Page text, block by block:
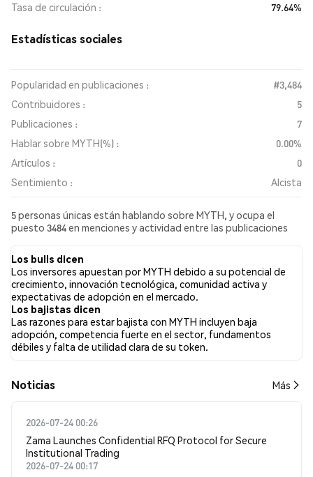
Tasa de circulación
79.64%
Estadísticas sociales
Popularidad en publicaciones :
#3,484
Contribuidores :
5
Publicaciones :
7
Hablar sobre MYTH(%) :
0.00%
Artículos :
0
Sentimiento :
Alcista
5 personas únicas están hablando sobre MYTH, y ocupa el
puesto 3484 en menciones y actividad entre las publicaciones
en todas las redes sociales ha sido Alcista. Finalmente, se
publicaron 0 artículos de noticias sobre MYTH. En Twitter, el
28.57% de los tuits mostraron un sentimiento alcista en
comparación con el 0.00% de los tuits con sentimiento bajista
sobre MYTH. El 71.43% de los tuits fueron neutrales sobre
MYTH. Estos sentimientos se basan en 7 tuits.
Los bulls dicen
Los inversores apuestan por MYTH debido a su potencial de
crecimiento, innovación tecnológica, comunidad activa y
expectativas de adopción en el mercado.
Los bajistas dicen
Las razones para estar bajista con MYTH incluyen baja
adopción, competencia fuerte en el sector, fundamentos
débiles y falta de utilidad clara de su token.
Noticias Más
2026-07-24 00:26
Zama Launches Confidential RFQ Protocol for Secure
Institutional Trading
2026-07-24 00:17